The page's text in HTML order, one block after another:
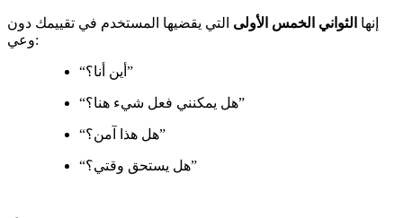
إنها الثواني الخمس الأولى التي يقضيها المستخدم في تقييمك دون
وعي:
“أين أنا؟”
“هل يمكنني فعل شيء هنا؟”
“هل هذا آمن؟”
“هل يستحق وقتي؟”